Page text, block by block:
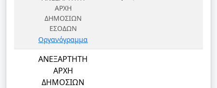
ΑΡΧΗ
ΔΗΜΟΣΙΩΝ
ΕΣΟΔΩΝ
Οργανόγραμμα
ΑΝΕΞΑΡΤΗΤΗ
ΑΡΧΗ
ΔΗΜΟΣΙΩΝ